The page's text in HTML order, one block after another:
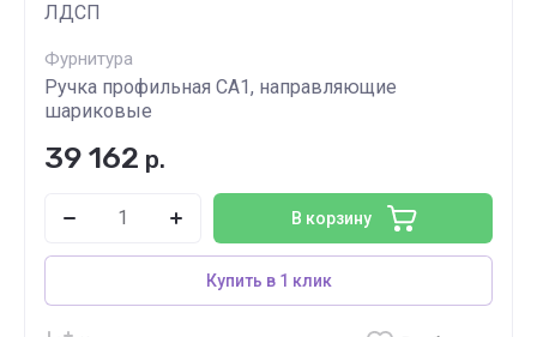
ЛДСП
Фурнитура
Ручка профильная СА1, направляющие
шариковые
39 162 р.
В корзину
Купить в 1 клик